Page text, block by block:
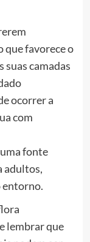
que favorece o
suas camadas
ocorrer a
com
fonte
adultos,
entorno.
lembrar que